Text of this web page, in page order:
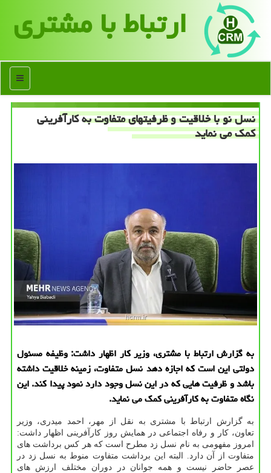
ارتباط با مشتری
منو
نسل نو با خلاقیت و ظرفیتهای متفاوت به کارآفرینی
کمک می نماید
به گزارش ارتباط با مشتری، وزیر کار اظهار داشت: وظیفه مسئول
دولتی این است که اجازه دهد نسل متفاوت، زمینه خلاقیت داشته
باشد و ظرفیت هایی که در این نسل وجود دارد نمود پیدا کند. این
نگاه متفاوت به کارآفرینی کمک می نماید.
به گزارش ارتباط با مشتری به نقل از مهر، احمد میدری، وزیر
تعاون، کار و رفاه اجتماعی در همایش روز کارآفرینی اظهار داشت:
امروز مفهومی به نام نسل زد مطرح است که هر کس برداشت های
متفاوت از آن دارد. البته این برداشت متفاوت منوط به نسل زد در
عصر حاضر نیست و همه جوانان در دوران مختلف ارزش های